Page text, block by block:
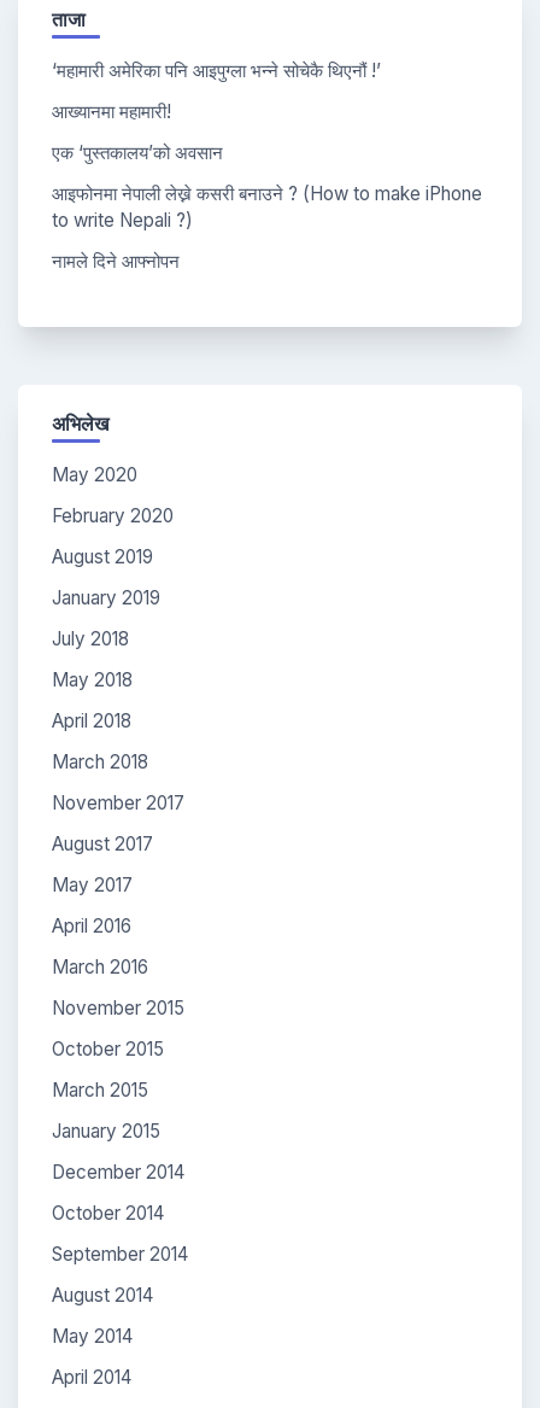
ताजा
‘महामारी अमेरिका पनि आइपुग्ला भन्ने सोचेकै थिएनौं !’
आख्यानमा महामारी!
एक ‘पुस्तकालय’को अवसान
आइफोनमा नेपाली लेख्ने कसरी बनाउने ? (How to make iPhone
to write Nepali ?)
नामले दिने आफ्नोपन
अभिलेख
May 2020
February 2020
August 2019
January 2019
July 2018
May 2018
April 2018
March 2018
November 2017
August 2017
May 2017
April 2016
March 2016
November 2015
October 2015
March 2015
January 2015
December 2014
October 2014
September 2014
August 2014
May 2014
April 2014